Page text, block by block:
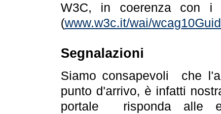
W3C, in coerenza con i
(www.w3c.it/wai/
Segnalazioni
Siamo consapevoli che
punto d'arrivo, è infatti
portale risponda alle